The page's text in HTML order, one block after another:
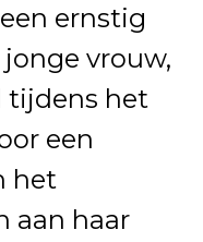
ernstig
vrouw,
tijdens het
een
het
aan haar